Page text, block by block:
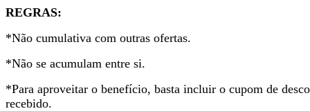
REGRAS:
*Não cumulativa com outras ofertas.
*Não se acumulam entre si.
*Para aproveitar o benefício, basta incluir o cupom de
recebido.